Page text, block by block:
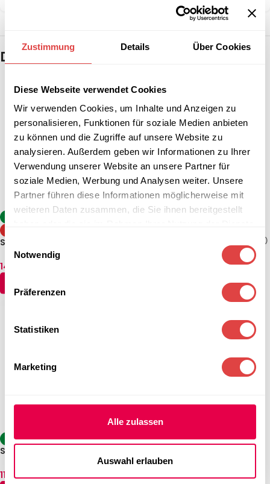
Zustimmung Details Über Cookies
Diese Webseite verwendet Cookies
Wir verwenden Cookies, um Inhalte und Anzeigen zu
personalisieren, Funktionen für soziale Medien anbieten
zu können und die Zugriffe auf unsere Website zu
analysieren. Außerdem geben wir Informationen zu Ihrer
Verwendung unserer Website an unsere Partner für
soziale Medien, Werbung und Analysen weiter. Unsere
Partner führen diese Informationen möglicherweise mit
weiteren Daten zusammen, die Sie ihnen bereitgestellt
Einwilligungsauswahl
Notwendig
Präferenzen
Statistiken
Marketing
Alle zulassen
Auswahl erlauben
Das könnte dir auch gefallen …
Stehtisch Berlin Weiß (2
Größen)
142,74
Stehtisch Sevelit / Topalit –
(inkl. MwSt.)
AUSFÜHRUNG WÄHLEN
-14%
Stehtisch Sevelit/Topalit
112,99€–142,74€(inkl. MwSt.)
Stehtisch Berlin – Sand (Ø 80
cm)
160,59€
IN DEN WARENKORB